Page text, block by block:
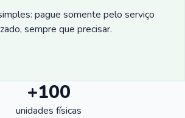
pague somente pelo serviço
sempre que precisar.
+100
unidades físicas